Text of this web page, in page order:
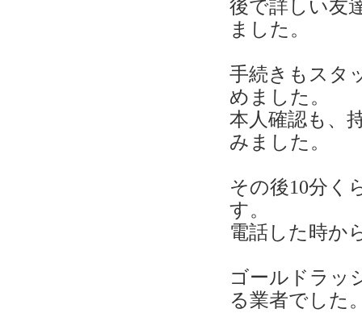
後で詳しい友
ました。
手続きもスタ
めました。
本人確認も、
みました。
その後10分く
す。
電話した時か
ゴールドラッ
る業者でした